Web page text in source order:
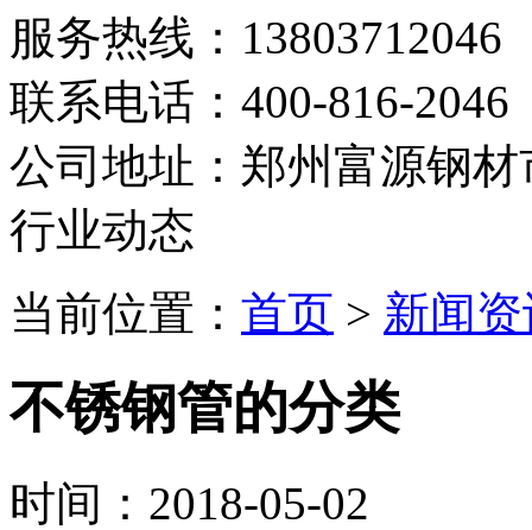
服务热线：13803712046
联系电话：400-816-2046
公司地址：郑州富源钢
行业动态
当前位置： 首页 > 新闻
不锈钢管的分类
时间：2018-05-02